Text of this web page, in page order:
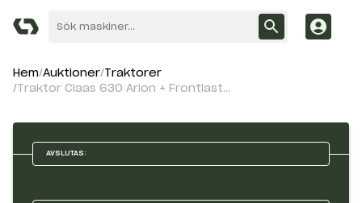
Hem Auktioner Traktorer
Traktor Claas 630 Arion + Frontlastare
AVSLUTAS: